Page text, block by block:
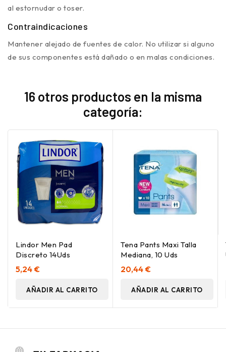
al estornudar o toser.
Contraindicaciones
Mantener alejado de fuentes de calor. No utilizar si alguno
de sus componentes está dañado o en malas condiciones.
16 otros productos en la misma
categoría:
Lindor Men Pad
Discreto 14Uds
5,24 €
AÑADIR AL CARRITO
Tena Pants Maxi Talla
Mediana, 10 Uds
20,44 €
AÑADIR AL CARRITO